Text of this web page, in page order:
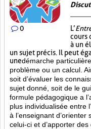
0 L’
cours
à un
un sujet précis. Il peut
unedémarche particulière
problème ou un calcul.
soit d’évaluer les
sujet donné, soit de le
formule pédagogique a
plus individualisée entre
à l’enseignant
celui-ci et d’apporter